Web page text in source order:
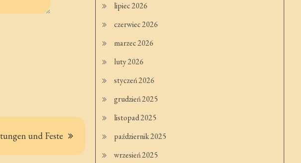
und Feste
lipiec 2026
czerwiec 2026
marzec 2026
luty 2026
styczeń 2026
grudzień 2025
listopad 2025
październik 2025
wrzesień 2025